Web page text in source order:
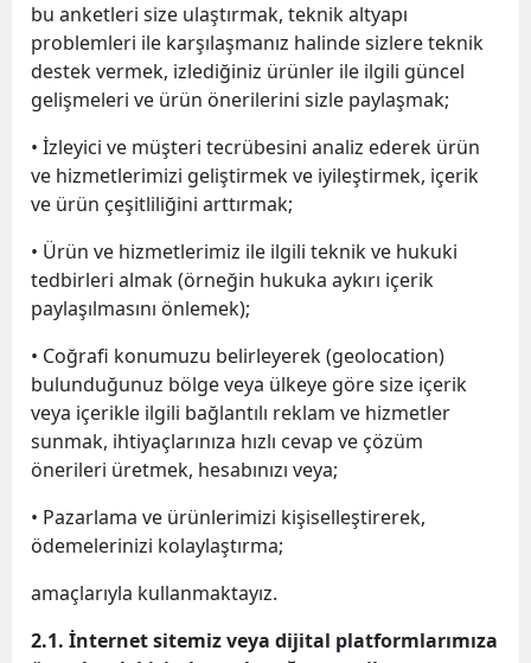
bu anketleri size ulaştırmak, teknik altyapı
problemleri ile karşılaşmanız halinde sizlere teknik
destek vermek, izlediğiniz ürünler ile ilgili güncel
gelişmeleri ve ürün önerilerini sizle paylaşmak;
• İzleyici ve müşteri tecrübesini analiz ederek ürün
ve hizmetlerimizi geliştirmek ve iyileştirmek, içerik
ve ürün çeşitliliğini arttırmak;
• Ürün ve hizmetlerimiz ile ilgili teknik ve hukuki
tedbirleri almak (örneğin hukuka aykırı içerik
paylaşılmasını önlemek);
• Coğrafi konumuzu belirleyerek (geolocation)
bulunduğunuz bölge veya ülkeye göre size içerik
veya içerikle ilgili bağlantılı reklam ve hizmetler
sunmak, ihtiyaçlarınıza hızlı cevap ve çözüm
önerileri üretmek, hesabınızı veya;
• Pazarlama ve ürünlerimizi kişiselleştirerek,
ödemelerinizi kolaylaştırma;
amaçlarıyla kullanmaktayız.
2.1. İnternet sitemiz veya dijital platformlarımıza